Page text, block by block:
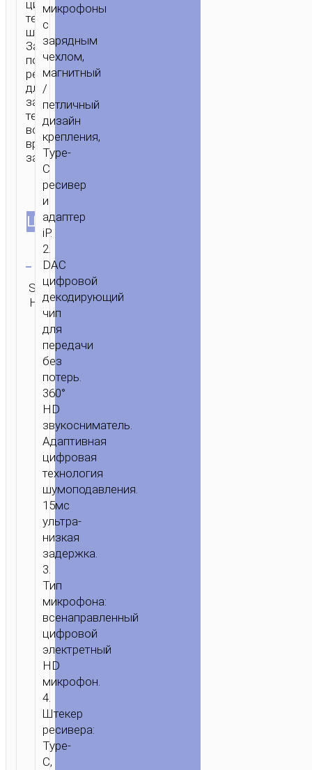
цифровая
технология
шумоподавления.
Зарядный
порт
ресивера
для
зарядки
телефона
во
время
записи.
ЦВЕТ
SKU:
Н/Д
Категория:
Микрофоны
микрофоны
с
зарядным
чехлом,
магнитный
/
петличный
дизайн
крепления,
Type-
C
ресивер
и
адаптер
iP.
2.
DAC
цифровой
декодирующий
чип
для
передачи
без
потерь.
360°
HD
звукосниматель.
Адаптивная
цифровая
технология
шумоподавления.
15мс
ультра-
низкая
задержка.
3.
Тип
микрофона:
всенаправленный
цифровой
электретный
HD
микрофон.
4.
Штекер
ресивера:
Type-
C,